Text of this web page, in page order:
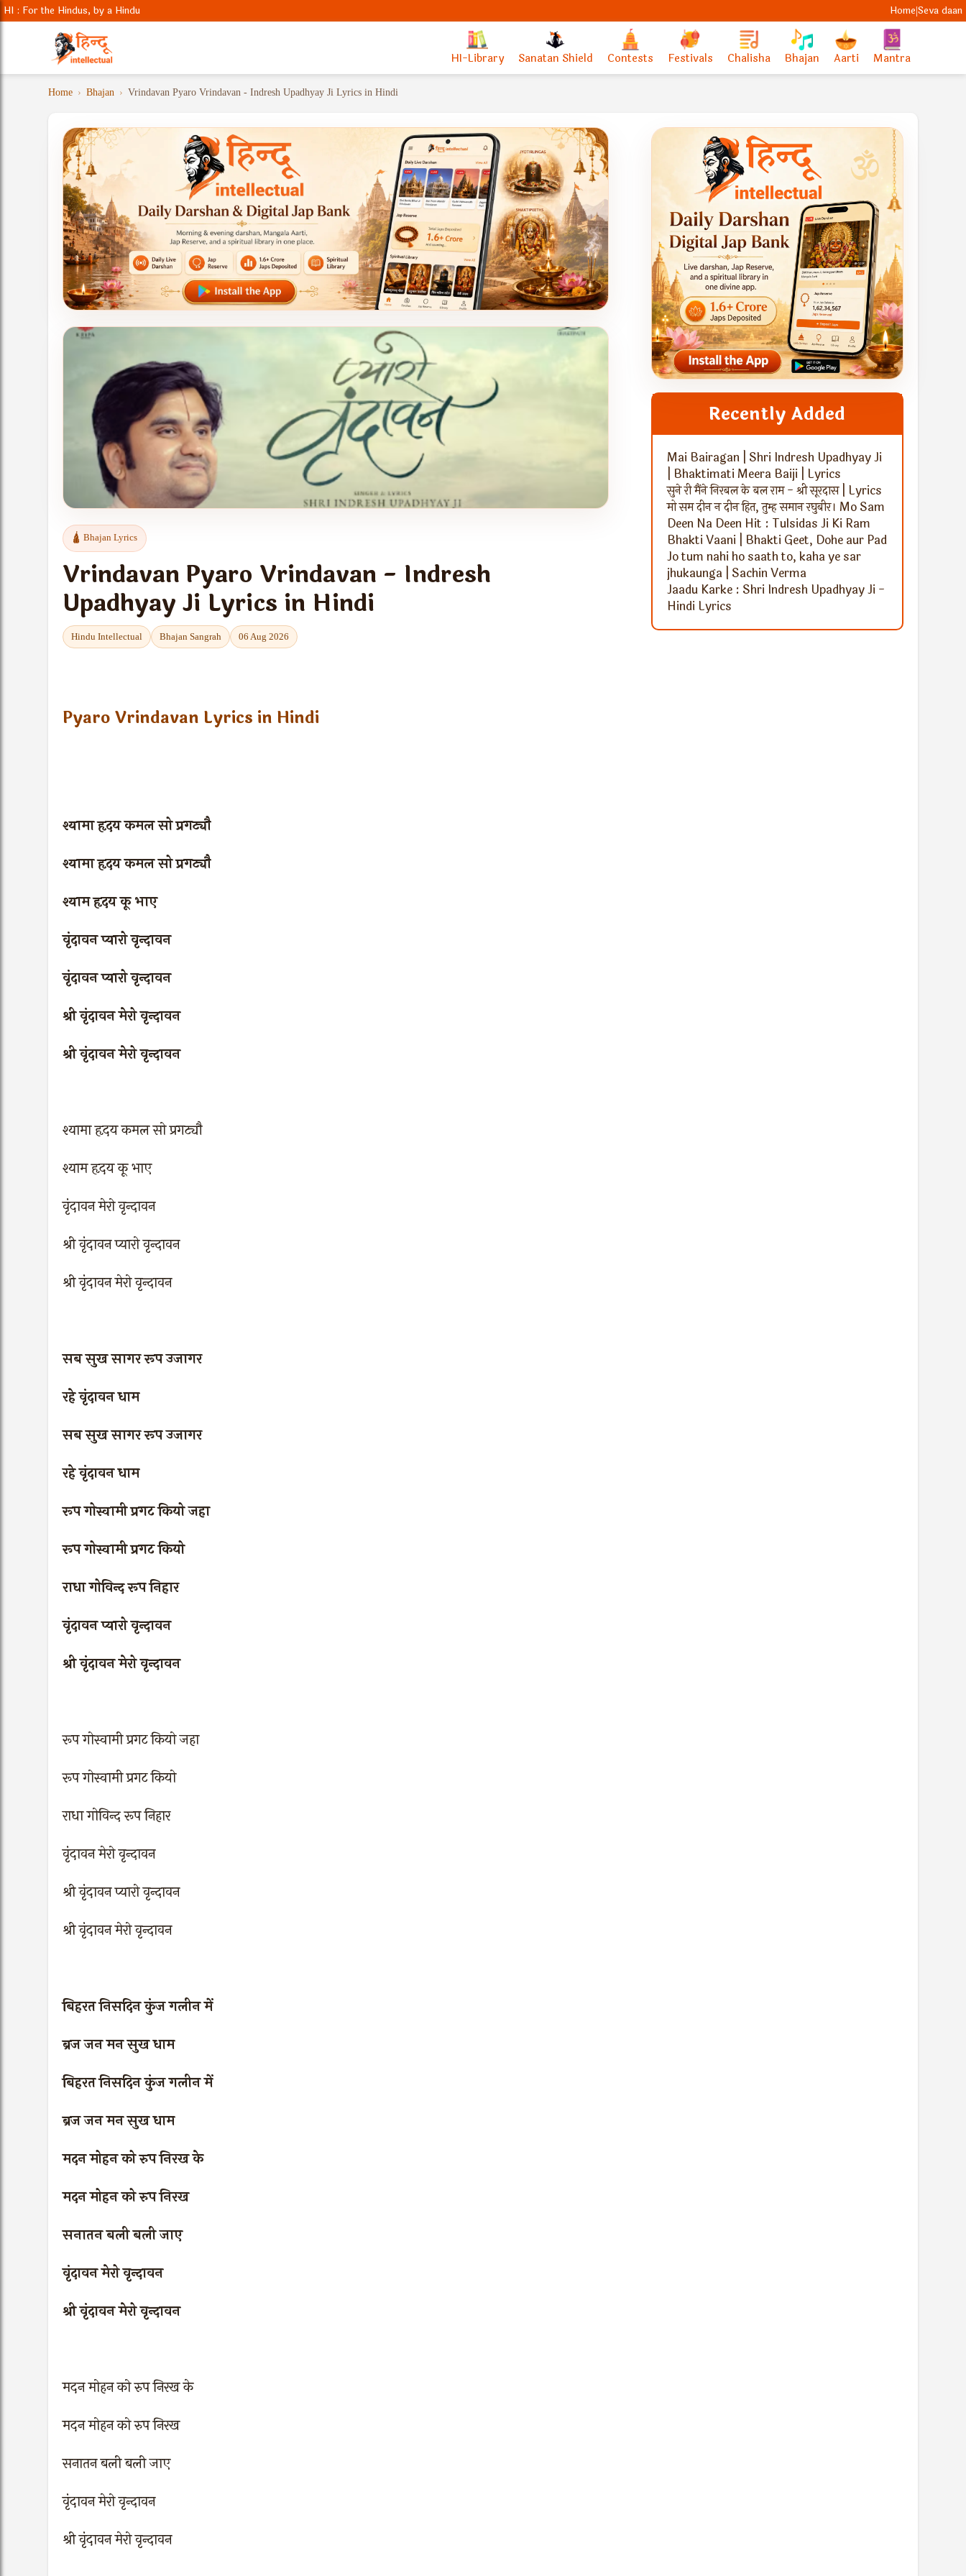
HI : For the Hindus, by a Hindu Home|Seva daan
HI-Library Sanatan Shield Contests Festivals Chalisha Bhajan Aarti Mantra
Home › Bhajan › Vrindavan Pyaro Vrindavan - Indresh Upadhyay Ji Lyrics in Hindi
APP PROMOTION
Continue your Bhakti journey on the Hindu
Intellectual App
Jap Reserve, devotional content, smoother reading and a focused spiritual
experience.
Get the App →
🛕 Bhajan Lyrics
Vrindavan Pyaro Vrindavan - Indresh
Upadhyay Ji Lyrics in Hindi
Hindu Intellectual Bhajan Sangrah 06 Aug 2026
Pyaro Vrindavan Lyrics in Hindi
श्यामा हृदय कमल सो प्रगट्यौ
श्यामा हृदय कमल सो प्रगट्यौ
श्याम हृदय कू भाए
वृंदावन प्यारो वृन्दावन
वृंदावन प्यारो वृन्दावन
श्री वृंदावन मेरो वृन्दावन
श्री वृंदावन मेरो वृन्दावन
श्यामा हृदय कमल सो प्रगट्यौ
श्याम हृदय कू भाए
वृंदावन मेरो वृन्दावन
श्री वृंदावन प्यारो वृन्दावन
श्री वृंदावन मेरो वृन्दावन
सब सुख सागर रूप उजागर
रहे वृंदावन धाम
सब सुख सागर रूप उजागर
रहे वृंदावन धाम
रूप गोस्वामी प्रगट कियो जहा
रूप गोस्वामी प्रगट कियो
राधा गोविन्द रूप निहार
वृंदावन प्यारो वृन्दावन
श्री वृंदावन मेरो वृन्दावन
रूप गोस्वामी प्रगट कियो जहा
रूप गोस्वामी प्रगट कियो
राधा गोविन्द रूप निहार
वृंदावन मेरो वृन्दावन
श्री वृंदावन प्यारो वृन्दावन
श्री वृंदावन मेरो वृन्दावन
बिहरत निसदिन कुंज गलीन में
ब्रज जन मन सुख धाम
बिहरत निसदिन कुंज गलीन में
ब्रज जन मन सुख धाम
मदन मोहन को रुप निरख के
मदन मोहन को रुप निरख
सनातन बली बली जाए
वृंदावन मेरो वृन्दावन
श्री वृंदावन मेरो वृन्दावन
मदन मोहन को रुप निरख के
मदन मोहन को रुप निरख
सनातन बली बली जाए
वृंदावन मेरो वृन्दावन
श्री वृंदावन मेरो वृन्दावन
Hindu Intellectual App
Read Bhajans, continue Jap and stay connected
with Sanatan content.
Install Now →
Official platform promotion
Recently Added
Mai Bairagan | Shri Indresh Upadhyay Ji
| Bhaktimati Meera Baiji | Lyrics
सुने री मैंने निरबल के बल राम - श्री सूरदास | Lyrics
मो सम दीन न दीन हित, तुम्ह समान रघुबीर। Mo Sam
Deen Na Deen Hit : Tulsidas Ji Ki Ram
Bhakti Vaani | Bhakti Geet, Dohe aur Pad
Jo tum nahi ho saath to, kaha ye sar
jhukaunga | Sachin Verma
Jaadu Karke : Shri Indresh Upadhyay Ji -
Hindi Lyrics